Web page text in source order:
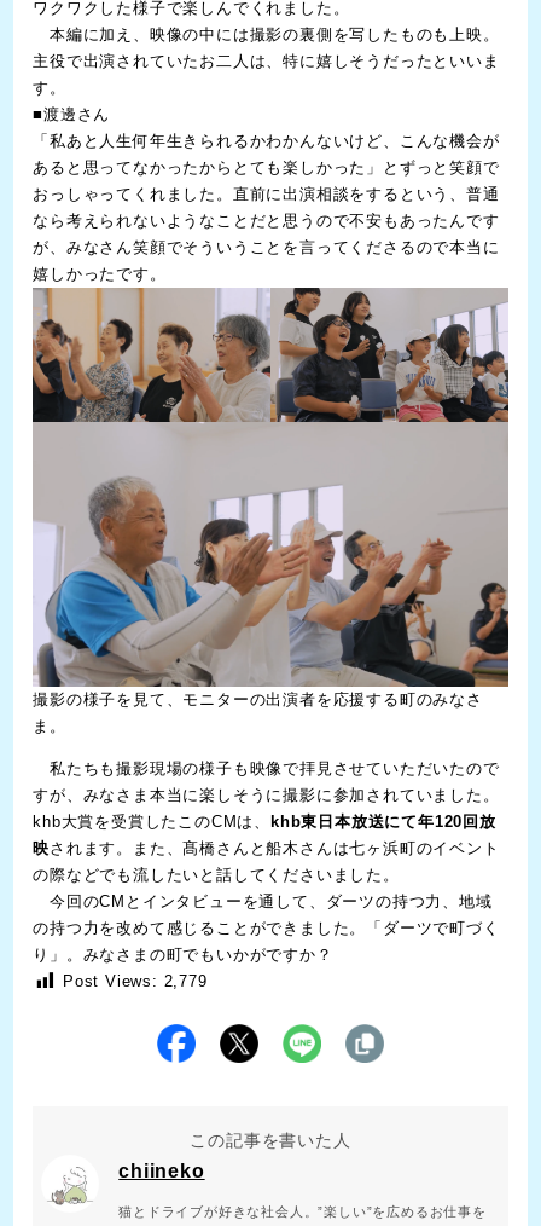
ワクワクした様子で楽しんでくれました。
本編に加え、映像の中には撮影の裏側を写したものも上映。
主役で出演されていたお二人は、特に嬉しそうだったといいま
す。
■渡邊さん
「私あと人生何年生きられるかわかんないけど、こんな機会が
あると思ってなかったからとても楽しかった」とずっと笑顔で
おっしゃってくれました。直前に出演相談をするという、普通
なら考えられないようなことだと思うので不安もあったんです
が、みなさん笑顔でそういうことを言ってくださるので本当に
嬉しかったです。
撮影の様子を見て、モニターの出演者を応援する町のみなさ
ま。
私たちも撮影現場の様子も映像で拝見させていただいたので
すが、みなさま本当に楽しそうに撮影に参加されていました。
khb大賞を受賞したこのCMは、
khb東日本放送にて年120回放
映されます。また、髙橋さんと船木さんは七ヶ浜町のイベント
の際などでも流したいと話してくださいました。
今回のCMとインタビューを通して、ダーツの持つ力、地域
の持つ力を改めて感じることができました。「ダーツで町づく
り」。みなさまの町でもいかがですか？
Post Views: 2,779
この記事を書いた人
chiineko
猫とドライブが好きな社会人。”楽しい”を広めるお仕事を